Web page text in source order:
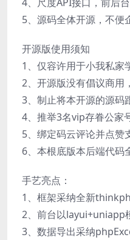
5、源码全体开源，不便
开源版使用须知
1、仅容许用于小我私家
2、开源版没有倡议商用
3、制止将本开源的源码
4、推举3名vip存眷公家
5、绑定码云评论并点赞
6、本根底版本后端代码
手艺亮点：
1、框架采纳全新
2、前台以layui+uniapp
3、数据导出采纳